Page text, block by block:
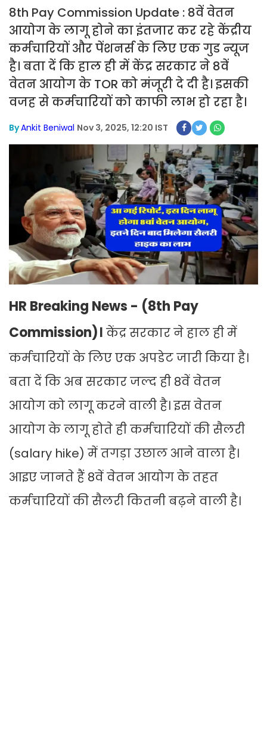
8th Pay Commission Update : 8वें वेतन
आयोग के लागू होने का इंतजार कर रहे केंद्रीय
कर्मचारियों और पेंशनर्स के लिए एक गुड न्यूज
है। बता दें कि हाल ही में केंद्र सरकार ने 8वें
वेतन आयोग के TOR को मंजूरी दे दी है। इसकी
वजह से कर्मचारियों को काफी लाभ हो रहा है।
ByAnkit Beniwal Nov 3, 2025, 12:20 IST
HR Breaking News - (8th Pay
Commission)। केंद्र सरकार ने हाल ही में
कर्मचारियों के लिए एक अपडेट जारी किया है।
बता दें कि अब सरकार जल्द ही 8वें वेतन
आयोग को लागू करने वाली है। इस वेतन
आयोग के लागू होते ही कर्मचारियों की सैलरी
(salary hike) में तगड़ा उछाल आने वाला है।
आइए जानते हैं 8वें वेतन आयोग के तहत
कर्मचारियों की सैलरी कितनी बढ़ने वाली है।